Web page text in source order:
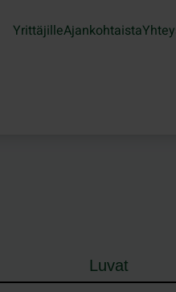
YrittäjilleAjankohtaista
Luvat